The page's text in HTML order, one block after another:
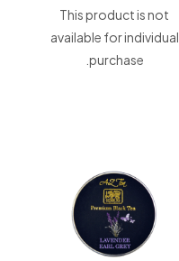
This product is not
available for individual
purchase.